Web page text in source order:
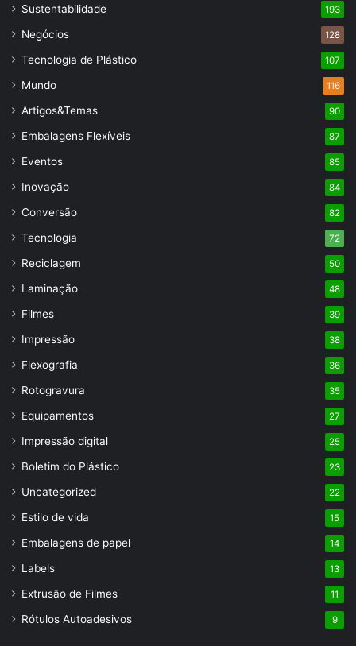
Sustentabilidade 193
Negócios 128
Tecnologia de Plástico 107
Mundo 116
Artigos&Temas 90
Embalagens Flexíveis 87
Eventos 85
Inovação 84
Conversão 82
Tecnologia 72
Reciclagem 50
Laminação 48
Filmes 39
Impressão 38
Flexografia 36
Rotogravura 35
Equipamentos 27
Impressão digital 25
Boletim do Plástico 23
Uncategorized 22
Estilo de vida 15
Embalagens de papel 14
Labels 13
Extrusão de Filmes 11
Rótulos Autoadesivos 9